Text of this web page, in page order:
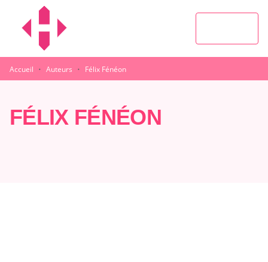
MENU
Accueil · Auteurs · Félix Fénéon
FÉLIX FÉNÉON